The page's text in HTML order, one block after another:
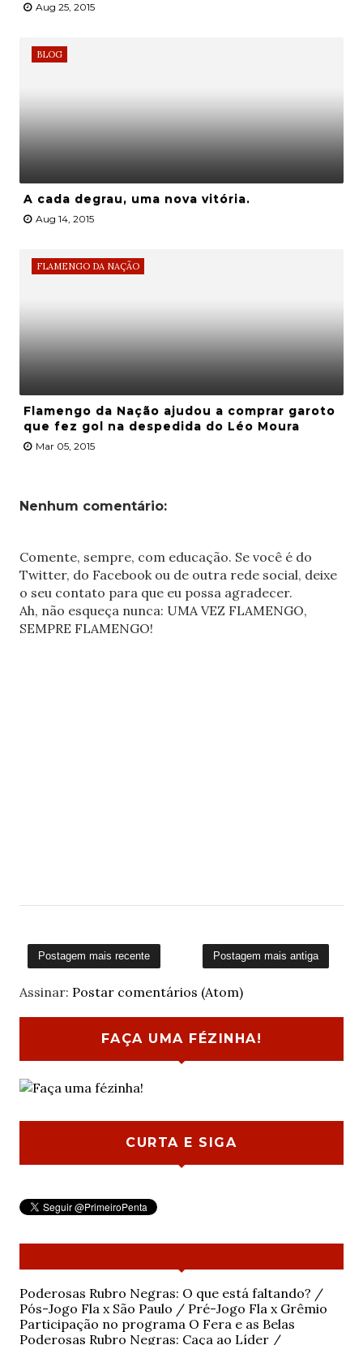
Aug 25, 2015
BLOG
A cada degrau, uma nova vitória.
Aug 14, 2015
FLAMENGO DA NAÇÃO
Flamengo da Nação ajudou a comprar garoto
que fez gol na despedida do Léo Moura
Mar 05, 2015
Nenhum comentário:
Comente, sempre, com educação. Se você é do
Twitter, do Facebook ou de outra rede social, deixe
o seu contato para que eu possa agradecer.
Ah, não esqueça nunca: UMA VEZ FLAMENGO,
SEMPRE FLAMENGO!
Postagem mais recente Postagem mais antiga
Assinar: Postar comentários (Atom)
FAÇA UMA FÉZINHA!
CURTA E SIGA
Poderosas Rubro Negras: O que está faltando? /
Pós-Jogo Fla x São Paulo / Pré-Jogo Fla x Grêmio
Participação no programa O Fera e as Belas
Poderosas Rubro Negras: Caça ao Líder /